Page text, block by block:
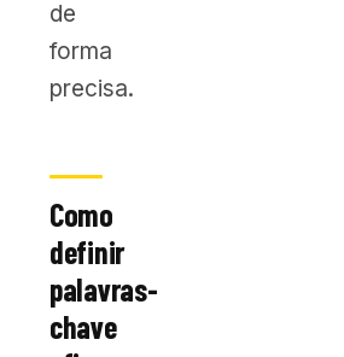
de
forma
precisa.
Como
definir
palavras-
chave